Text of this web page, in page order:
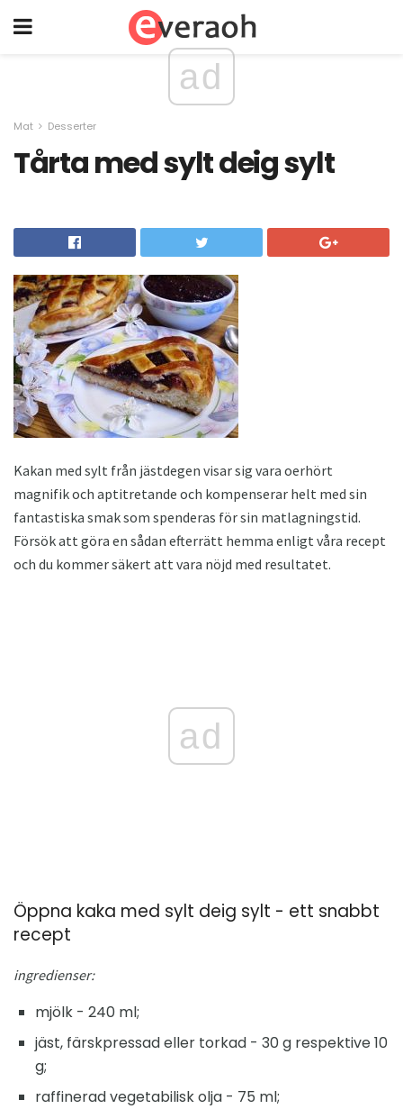
ad
Mat Desserter
Tårta med sylt deig sylt
Kakan med sylt från jästdegen visar sig vara oerhört
magnifik och aptitretande och kompenserar helt med sin
fantastiska smak som spenderas för sin matlagningstid.
Försök att göra en sådan efterrätt hemma enligt våra recept
och du kommer säkert att vara nöjd med resultatet.
ad
Öppna kaka med sylt deig sylt - ett snabbt
recept
ingredienser:
mjölk - 240 ml;
jäst, färskpressad eller torkad - 30 g respektive 10
g;
raffinerad vegetabilisk olja - 75 ml;